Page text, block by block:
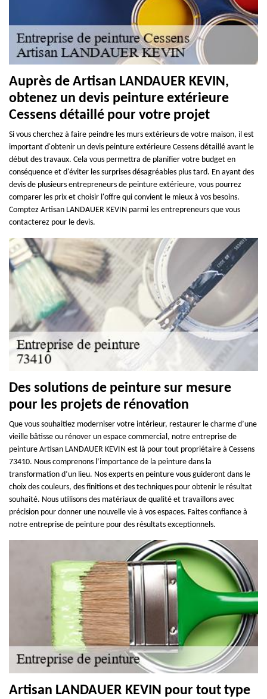
Auprès de Artisan LANDAUER KEVIN,
obtenez un devis peinture extérieure
Cessens détaillé pour votre projet
Si vous cherchez à faire peindre les murs extérieurs de votre maison, il est
important d'obtenir un devis peinture extérieure Cessens détaillé avant le
début des travaux. Cela vous permettra de planifier votre budget en
conséquence et d'éviter les surprises désagréables plus tard. En ayant des
devis de plusieurs entrepreneurs de peinture extérieure, vous pourrez
comparer les prix et choisir l'offre qui convient le mieux à vos besoins.
Comptez Artisan LANDAUER KEVIN parmi les entrepreneurs que vous
contacterez pour le devis.
Des solutions de peinture sur mesure
pour les projets de rénovation
Que vous souhaitiez moderniser votre intérieur, restaurer le charme d’une
vieille bâtisse ou rénover un espace commercial, notre entreprise de
peinture Artisan LANDAUER KEVIN est là pour tout propriétaire à Cessens
73410. Nous comprenons l’importance de la peinture dans la
transformation d’un lieu. Nos experts en peinture vous guideront dans le
choix des couleurs, des finitions et des techniques pour obtenir le résultat
souhaité. Nous utilisons des matériaux de qualité et travaillons avec
précision pour donner une nouvelle vie à vos espaces. Faites confiance à
notre entreprise de peinture pour des résultats exceptionnels.
Artisan LANDAUER KEVIN pour tout type